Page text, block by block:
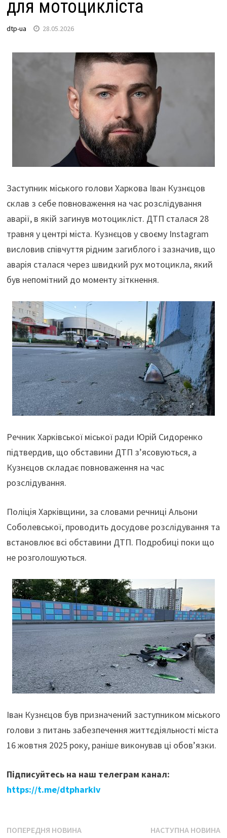
для мотоцикліста
dtp-ua 28.05.2026
Заступник міського голови Харкова Іван Кузнєцов
склав з себе повноваження на час розслідування
аварії, в якій загинув мотоцикліст. ДТП сталася 28
травня у центрі міста. Кузнєцов у своєму Instagram
висловив співчуття рідним загиблого і зазначив, що
аварія сталася через швидкий рух мотоцикла, який
був непомітний до моменту зіткнення.
Речник Харківської міської ради Юрій Сидоренко
підтвердив, що обставини ДТП з’ясовуються, а
Кузнєцов складає повноваження на час
розслідування.
Поліція Харківщини, за словами речниці Альони
Соболевської, проводить досудове розслідування та
встановлює всі обставини ДТП. Подробиці поки що
не розголошуються.
Іван Кузнєцов був призначений заступником міського
голови з питань забезпечення життєдіяльності міста
16 жовтня 2025 року, раніше виконував ці обов’язки.
Підписуйтесь на наш телеграм канал:
https://t.me/dtpharkiv
Навігація
ПОПЕРЕДНЯ НОВИНАПопередня
НАСТУПНА НОВИНА